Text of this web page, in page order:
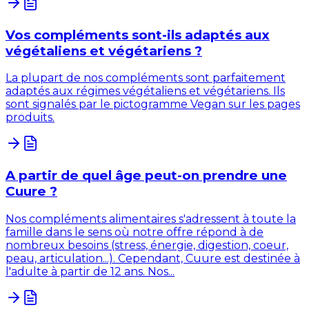
Vos compléments sont-ils adaptés aux
végétaliens et végétariens ?
La plupart de nos compléments sont parfaitement
adaptés aux régimes végétaliens et végétariens. Ils
sont signalés par le pictogramme Vegan sur les pages
produits.
A partir de quel âge peut-on prendre une
Cuure ?
Nos compléments alimentaires s'adressent à toute la
famille dans le sens où notre offre répond à de
nombreux besoins (stress, énergie, digestion, coeur,
peau, articulation...). Cependant, Cuure est destinée à
l'adulte à partir de 12 ans. Nos...